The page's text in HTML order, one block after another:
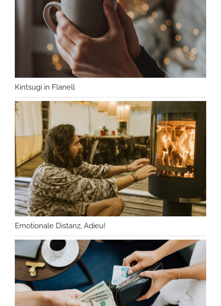
Kintsugi in Flanell
Emotionale Distanz, Adieu!